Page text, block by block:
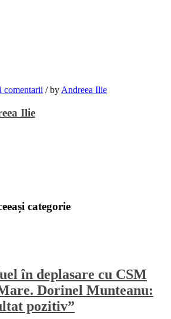
comentarii /by Andreea Ilie
Ilie
categorie
în deplasare cu CSM
Dorinel Munteanu:
pozitiv”